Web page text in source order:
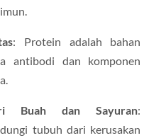
: Protein adalah bahan
antibodi dan komponen
Buah dan Sayuran:
tubuh dari kerusakan